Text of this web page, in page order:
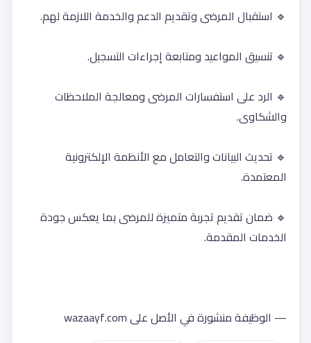
🔹 استقبال المرضى وتقديم الدعم والخدمة اللازمة لهم.
🔹 تنسيق المواعيد ومتابعة إجراءات التسجيل.
والشكاوى.
المعتمدة.
الخدمات المقدمة.
— الوظيفة منشورة في الأصل على wazaayf.com